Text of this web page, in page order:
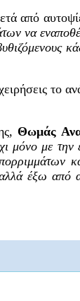
από
να
το
Θωμάς
μόνο με την
έξω από